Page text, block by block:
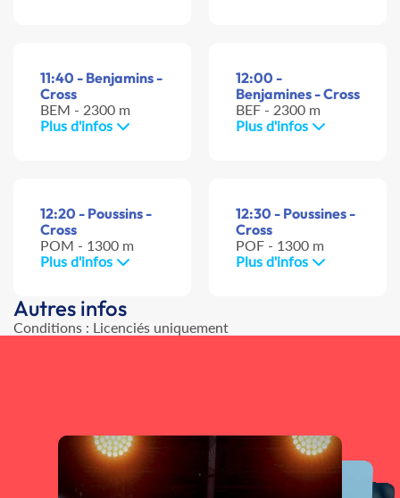
11:40 - Benjamins -
Cross
BEM - 2300 m
Plus d'infos
12:00 -
Benjamines - Cross
BEF - 2300 m
Plus d'infos
12:20 - Poussins -
Cross
POM - 1300 m
Plus d'infos
12:30 - Poussines -
Cross
POF - 1300 m
Plus d'infos
Autres infos
Conditions : Licenciés uniquement